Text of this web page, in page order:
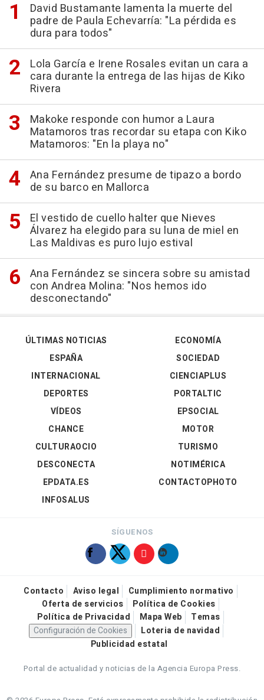
David Bustamante lamenta la muerte del
padre de Paula Echevarría: "La pérdida es
dura para todos"
Lola García e Irene Rosales evitan un cara a
cara durante la entrega de las hijas de Kiko
Rivera
Makoke responde con humor a Laura
Matamoros tras recordar su etapa con Kiko
Matamoros: "En la playa no"
Ana Fernández presume de tipazo a bordo
de su barco en Mallorca
El vestido de cuello halter que Nieves
Álvarez ha elegido para su luna de miel en
Las Maldivas es puro lujo estival
Ana Fernández se sincera sobre su amistad
con Andrea Molina: "Nos hemos ido
desconectando"
ÚLTIMAS NOTICIAS
ESPAÑA
INTERNACIONAL
DEPORTES
VÍDEOS
ECONOMÍA
SOCIEDAD
CIENCIAPLUS
PORTALTIC
EPSOCIAL
CHANCE
CULTURAOCIO
DESCONECTA
EPDATA.ES
INFOSALUS
MOTOR
TURISMO
NOTIMÉRICA
CONTACTOPHOTO
SÍGUENOS
Contacto Aviso legal
Cumplimiento normativo
Oferta de servicios
Política de Cookies
Política de Privacidad
Mapa Web
Temas
Configuración de Cookies
Loteria de navidad
Publicidad estatal
Portal de actualidad y noticias de la Agencia Europa Press.